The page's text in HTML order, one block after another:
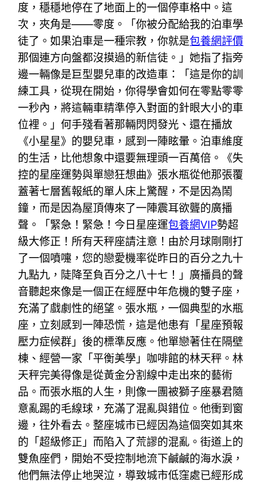
度，穩穩地停在了地面上的一個停車格中。這
次，夾角是——零度。「你被分配給我的泊車學
徒了。如果泊車是一種宗教，你就是包養網評價
那個連方向盤都沒摸過的新信徒。」她指了指旁
邊一輛像是巨型嬰兒車的改造車：「這是你的訓
練工具，從現在開始，你得學會如何在零點零零
一秒內，將這輛車精準停入對面的針眼大小的車
位裡。」何手殘看著那輛閃閃發光、還在播放
《小星星》的嬰兒車，感到一陣眩暈。泊車維度
的生活，比他想象中還要無理頭一百萬倍。《失
控的星座運勢與單戀狂想曲》張水瓶從他那張覆
蓋著七層舊報紙的單人床上驚醒，不是因為鬧
鐘，而是因為屋頂傳來了一陣震耳欲聾的廣播
聲。「緊急！緊急！今日星座運包養網VIP勢超
級大修正！所有天秤座請注意！由於月球剛剛打
了一個噴嚏，您的戀愛機率從昨日的百分之九十
九點九，陡降至負百分之八十七！」廣播員的聲
音聽起來像是一個正在經歷中年危機的雙子座，
充滿了戲劇性的絕望。張水瓶，一個典型的水瓶
座，立刻感到一陣恐慌，這是他患有「星座預報
壓力症候群」後的標準反應。他單戀著住在隔壁
棟、經營一家「平衡美學」咖啡館的林天秤。林
天秤完美得像是從黃金分割線中走出來的藝術
品。而張水瓶的人生，則像一團被獅子座暴君隨
意亂踢的毛線球，充滿了混亂與錯位。他衝到窗
邊，往外看去。整座城市已經因為這個突如其來
的「超級修正」而陷入了荒謬的混亂。街道上的
雙魚座們，開始不受控制地流下鹹鹹的海水淚，
他們無法停止地哭泣，導致城市低窪處已經形成